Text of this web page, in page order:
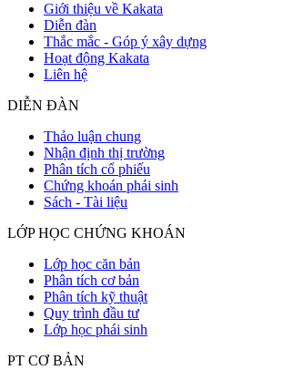
Giới thiệu về Kakata
Diễn đàn
Thắc mắc - Góp ý xây dựng
Hoạt động Kakata
Liên hệ
DIỄN ĐÀN
Thảo luận chung
Nhận định thị trường
Phân tích cổ phiếu
Chứng khoán phái sinh
Sách - Tài liệu
LỚP HỌC CHỨNG KHOÁN
Lớp học căn bản
Phân tích cơ bản
Phân tích kỹ thuật
Quy trình đầu tư
Lớp học phái sinh
PT CƠ BẢN